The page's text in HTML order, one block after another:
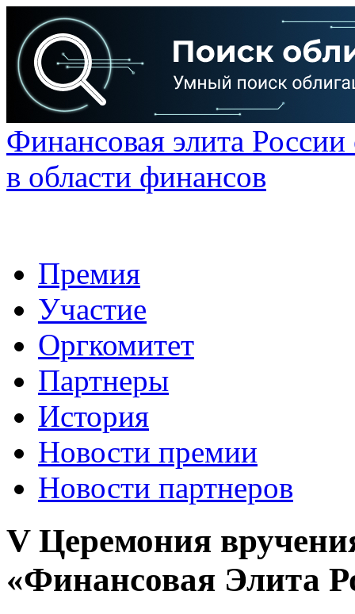
Финансовая элита
в области финансов
Премия
Участие
Оргкомитет
Партнеры
История
Новости премии
Новости партнеров
V Церемония
«Финансовая Элита